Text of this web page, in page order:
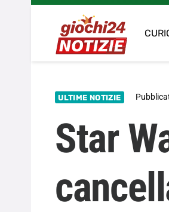
ULTIME NOTIZIE
Star